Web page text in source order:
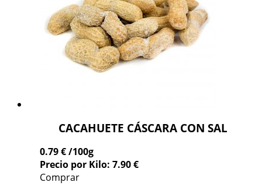
CACAHUETE CÁSCARA CON SAL
0.79 €/100g
Precio por Kilo: 7.90 €
Comprar